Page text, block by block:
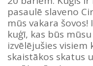
pasaulē slaveno
mūs vakara
kuģī, kas būs
izvēlējušies
skaistākos skatus